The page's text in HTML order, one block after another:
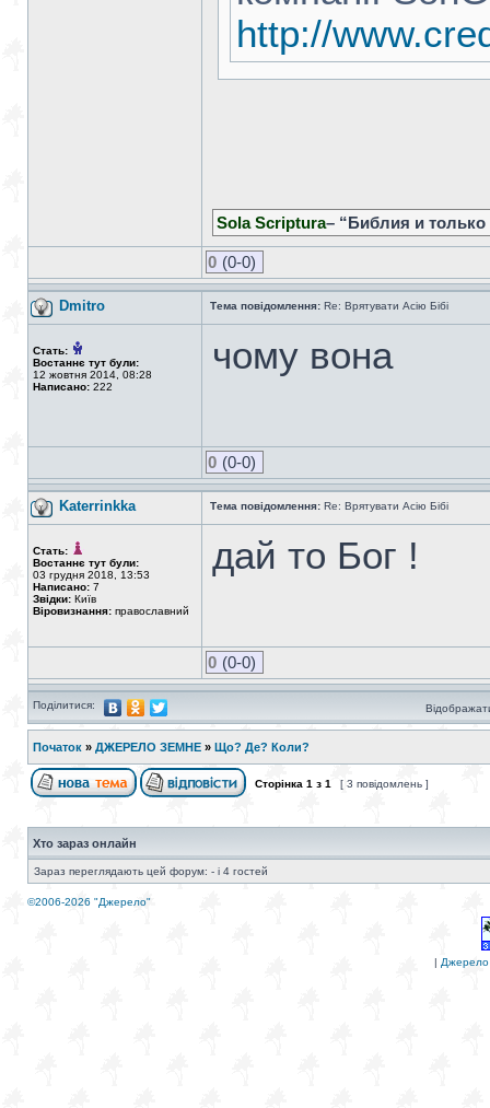
http://
Sola Scriptura– “Библия и
0 (0-0)
Dmitro Тема повідомлення: Re: Врятувати Асію Бібі
Стать:
Востаннє тут були:
12 жовтня 2014, 08:28
Написано: 222
чому вона
0 (0-0)
Katerrinkka Тема повідомлення: Re: Врятувати Асію Бібі
Стать:
Востаннє тут були:
03 грудня 2018, 13:53
Написано: 7
Звідки: Київ
Віровизнання: православний
дай то Бог !
0 (0-0)
Поділитися:
Початок » ДЖЕРЕЛО ЗЕМНЕ » Що? Де? Коли?
Сторінка 1 з 1 [ 3 повідомлень ]
Хто зараз онлайн
Зараз переглядають цей форум: - і 4 гостей
©2006-2026 "Джерело"
| Джерело